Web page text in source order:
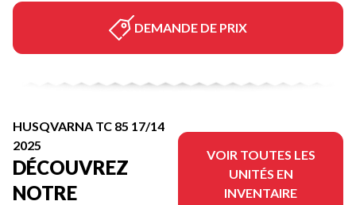
DEMANDE DE PRIX
HUSQVARNA TC 85 17/14
2025
DÉCOUVREZ
NOTRE
VOIR TOUTES LES
UNITÉS EN
INVENTAIRE